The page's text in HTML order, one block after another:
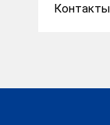
Контакты